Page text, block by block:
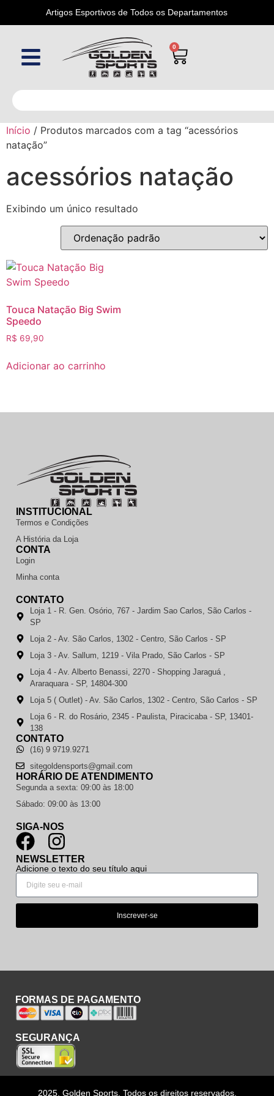
Artigos Esportivos de Todos os Departamentos
0
Início / Produtos marcados com a tag “acessórios
natação”
acessórios natação
Exibindo um único resultado
Touca Natação Big Swim
Speedo
R$ 69,90
Adicionar ao carrinho
INSTITUCIONAL
Termos e Condições
A História da Loja
CONTA
Login
Minha conta
CONTATO
Loja 1 - R. Gen. Osório, 767 - Jardim Sao Carlos, São Carlos -
SP
Loja 2 - Av. São Carlos, 1302 - Centro, São Carlos - SP
Loja 3 - Av. Sallum, 1219 - Vila Prado, São Carlos - SP
Loja 4 - Av. Alberto Benassi, 2270 - Shopping Jaraguá ,
Araraquara - SP, 14804-300
Loja 5 ( Outlet) - Av. São Carlos, 1302 - Centro, São Carlos - SP
Loja 6 - R. do Rosário, 2345 - Paulista, Piracicaba - SP, 13401-
138
CONTATO
(16) 9 9719.9271
sitegoldensports@gmail.com
HORÁRIO DE ATENDIMENTO
Segunda a sexta: 09:00 às 18:00
Sábado: 09:00 às 13:00
SIGA-NOS
NEWSLETTER
Adicione o texto do seu título aqui
Inscrever-se
FORMAS DE PAGAMENTO
SEGURANÇA
2025, Golden Sports. Todos os direitos reservados.